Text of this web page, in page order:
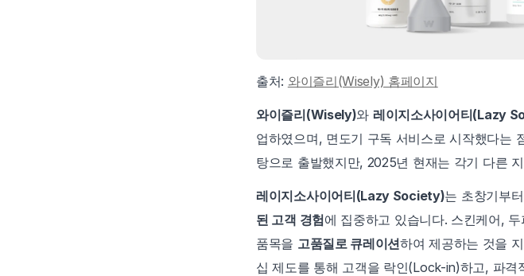
출처: 와이즐리(Wisely) 홈페이지
와이즐리(Wisely)와 레이지소사이어티(Lazy
업하였으며, 면도기 구독 서비스로 시작했다는
탕으로 출발했지만, 2025년 현재는 각기 다른
레이지소사이어티(Lazy Society)는 초창기부
된 고객 경험에 집중하고 있습니다. 스킨케어,
품목을 고품질로 큐레이션하여 제공하는 것을
십 제도를 통해 고객을 락인(Lock-in)하고, 파격